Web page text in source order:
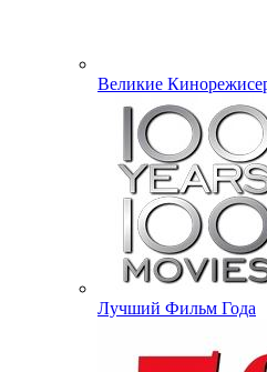
Великие
Лучший Фильм Года